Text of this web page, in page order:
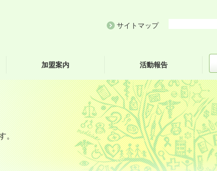
サイトマップ
加盟案内 活動報告
。